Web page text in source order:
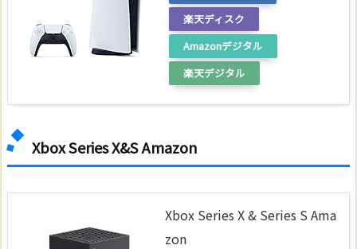
楽天ディスク
Amazonデジタル
楽天デジタル
Xbox Series X&S Amazon
Xbox Series X & Series S Ama
zon